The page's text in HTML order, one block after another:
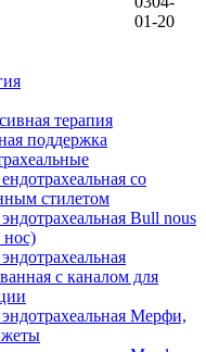
01-20
терапия
поддержка
со
стилетом
Bull nous
с каналом для
Мерфи,